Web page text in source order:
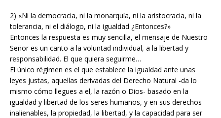
2) «Ni la democracia, ni la monarquía, ni la aristocracia, ni la
tolerancia, ni el diálogo, ni la igualdad ¿Entonces?»
Entonces la respuesta es muy sencilla, el mensaje de Nuestro
Señor es un canto a la voluntad individual, a la libertad y
responsabilidad. El que quiera seguirme…
El único régimen es el que establece la igualdad ante unas
leyes justas, aquellas derivadas del Derecho Natural -da lo
mismo cómo llegues a el, la razón o Dios- basado en la
igualdad y libertad de los seres humanos, y en sus derechos
inalienables, la propiedad, la libertad, y la capacidad para ser